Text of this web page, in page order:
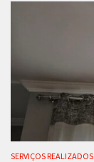
SERVIÇOS REALIZADOS